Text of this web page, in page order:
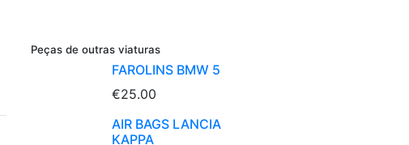
Peças de outras viaturas
FAROLINS BMW 5
€25.00
AIR BAGS LANCIA
KAPPA